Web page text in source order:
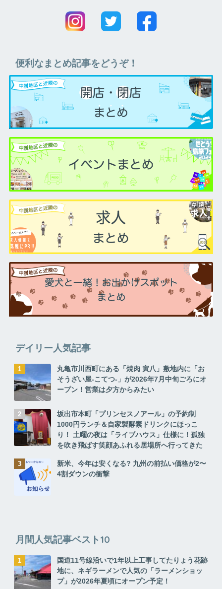
便利なまとめ記事をどうぞ！
デイリー人気記事
丸亀市川西町にある「焼肉 寅八」敷地内に「お
そうざい屋-こてつ-」が2026年7月中旬ごろにオ
ープン！営業は夕方からみたい
坂出市本町「プリンセスノアール」の予約制
1000円ランチ＆自家製酵素ドリンクにほっこ
り！ 土曜の夜は「ライブハウス」仕様に！孤独
を吹き飛ばす笑顔あふれる居場所へ行ってきた
新米、今年は安くなる? 九州の前払い価格が2〜
4割ダウンの衝撃
月間人気記事ベスト10
国道11号線沿いで1年以上工事してたりょう花跡
地に、ネギラーメンで人気の「ラーメンショッ
プ」が2026年夏頃にオープン予定！